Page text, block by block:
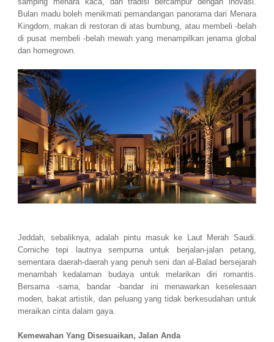
Bulan madu boleh menikmati pemandangan panorama dari Menara
Kingdom, makan di restoran di atas bumbung, atau membeli -belah
di pusat membeli -belah mewah yang menampilkan jenama global
dan homegrown.
Jeddah, sebaliknya, adalah pintu masuk ke Laut Merah Saudi.
Corniche tepi lautnya sempurna untuk berjalan-jalan petang,
sementara daerah-daerah yang penuh seni dan al-Balad bersejarah
menambah kedalaman budaya untuk melarikan diri romantis.
Bersama -sama, bandar -bandar ini menawarkan keselesaan
moden, bakat artistik, dan peluang yang tidak berkesudahan untuk
meraikan cinta dalam gaya.
Kemewahan Yang Disesuaikan, Jalan Anda